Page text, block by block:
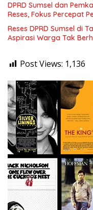
DPRD Sumsel dan
Reses, Fokus Percepat
Reses DPRD Sumsel di
Aspirasi Warga Tak
Post Views: 1,136